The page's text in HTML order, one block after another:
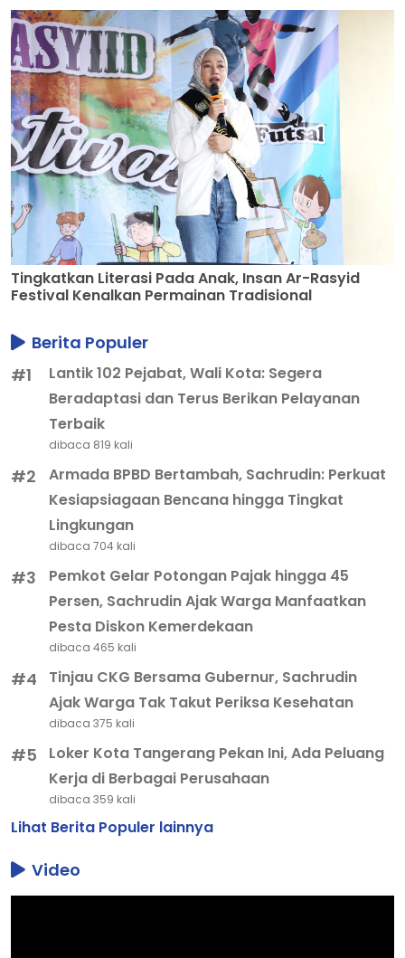
Tingkatkan Literasi Pada Anak, Insan Ar-Rasyid
Festival Kenalkan Permainan Tradisional
Berita Populer
#1
Lantik 102 Pejabat, Wali Kota: Segera
Beradaptasi dan Terus Berikan Pelayanan
Terbaik
dibaca 819 kali
#2
Armada BPBD Bertambah, Sachrudin: Perkuat
Kesiapsiagaan Bencana hingga Tingkat
Lingkungan
dibaca 704 kali
#3
Pemkot Gelar Potongan Pajak hingga 45
Persen, Sachrudin Ajak Warga Manfaatkan
Pesta Diskon Kemerdekaan
dibaca 465 kali
#4
Tinjau CKG Bersama Gubernur, Sachrudin
Ajak Warga Tak Takut Periksa Kesehatan
dibaca 375 kali
#5
Loker Kota Tangerang Pekan Ini, Ada Peluang
Kerja di Berbagai Perusahaan
dibaca 359 kali
Lihat Berita Populer lainnya
Video